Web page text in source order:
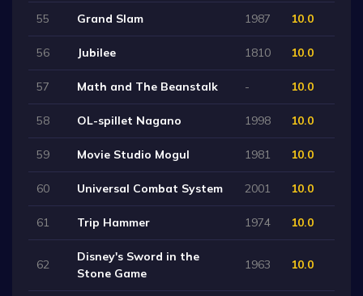
55 Grand Slam 1987 10.0
56 Jubilee 1810 10.0
57 Math and The Beanstalk - 10.0
58 OL-spillet Nagano 1998 10.0
59 Movie Studio Mogul 1981 10.0
60 Universal Combat System 2001 10.0
61 Trip Hammer 1974 10.0
62
Disney's Sword in the
Stone Game
1963 10.0